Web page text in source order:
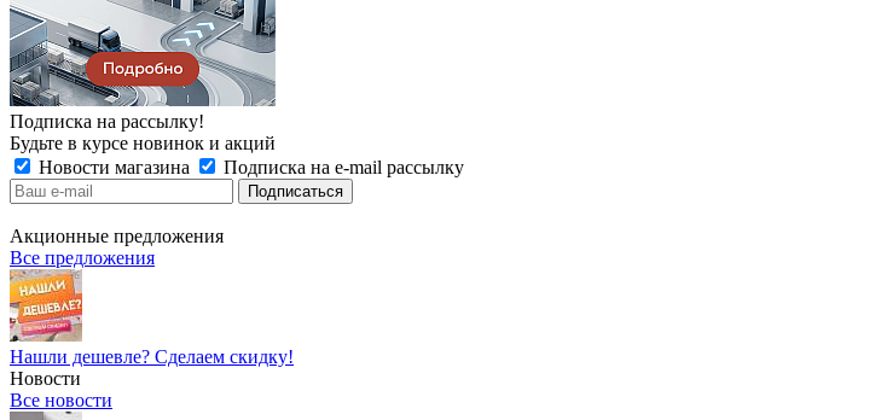
Подписка на рассылку!
Будьте в курсе новинок и акций
Новости магазина
Подписка на e-mail рассылку
Акционные предложения
Все предложения
Нашли дешевле? Сделаем скидку!
Новости
Все новости